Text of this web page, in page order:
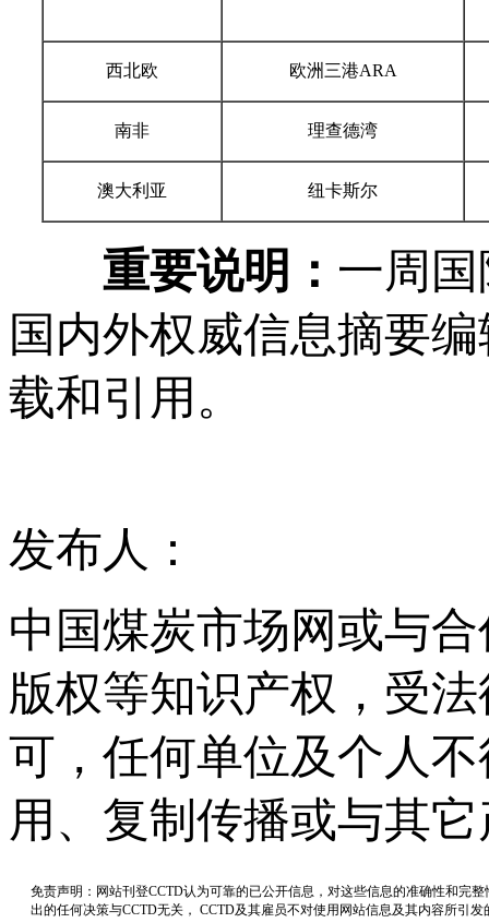
西北欧 欧洲三港ARA
南非 理查德湾
澳大利亚 纽卡斯尔
重要说明： 一周
国内外权威信息摘要
载和引用。
发布人：
中国煤炭市场网或与
版权等知识产权，受
可，任何单位及个人
用、复制传播或与其
免责声明：网站刊登CCTD认为可靠的已公开信息，对这些信息的准确性和完
出的任何决策与CCTD无关， CCTD及其雇员不对使用网站信息及其内容所引